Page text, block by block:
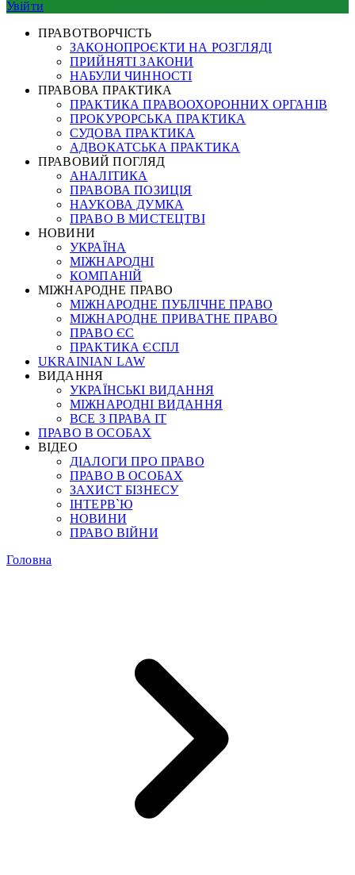
Увійти
ПРАВОТВОРЧІСТЬ
ЗАКОНОПРОЄКТИ НА РОЗГЛЯДІ
ПРИЙНЯТІ ЗАКОНИ
НАБУЛИ ЧИННОСТІ
ПРАВОВА ПРАКТИКА
ПРАКТИКА ПРАВООХОРОННИХ ОРГАНІВ
ПРОКУРОРСЬКА ПРАКТИКА
СУДОВА ПРАКТИКА
АДВОКАТСЬКА ПРАКТИКА
ПРАВОВИЙ ПОГЛЯД
АНАЛІТИКА
ПРАВОВА ПОЗИЦІЯ
НАУКОВА ДУМКА
ПРАВО В МИСТЕЦТВІ
НОВИНИ
УКРАЇНА
МІЖНАРОДНІ
КОМПАНІЙ
МІЖНАРОДНЕ ПРАВО
МІЖНАРОДНЕ ПУБЛІЧНЕ ПРАВО
МІЖНАРОДНЕ ПРИВАТНЕ ПРАВО
ПРАВО ЄС
ПРАКТИКА ЄСПЛ
UKRAINIAN LAW
ВИДАННЯ
УКРАЇНСЬКІ ВИДАННЯ
МІЖНАРОДНІ ВИДАННЯ
ВСЕ З ПРАВА ІТ
ПРАВО В ОСОБАХ
ВІДЕО
ДІАЛОГИ ПРО ПРАВО
ПРАВО В ОСОБАХ
ЗАХИСТ БІЗНЕСУ
ІНТЕРВ`Ю
НОВИНИ
ПРАВО ВІЙНИ
Головна